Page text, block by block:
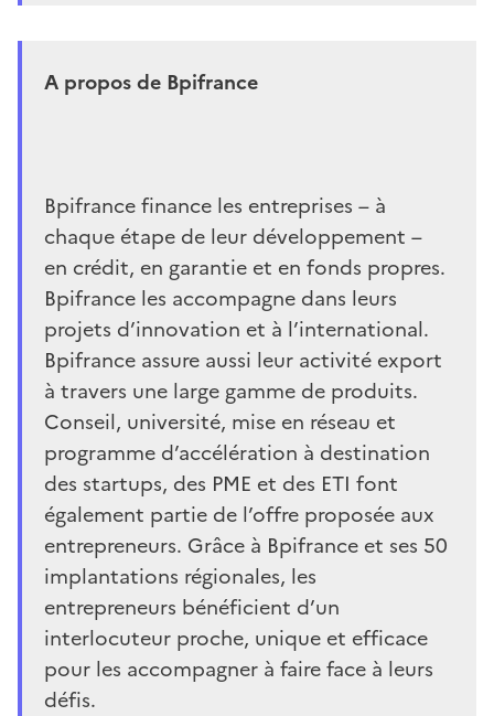
A propos de Bpifrance
Bpifrance finance les entreprises – à
chaque étape de leur développement –
en crédit, en garantie et en fonds propres.
Bpifrance les accompagne dans leurs
projets d’innovation et à l’international.
Bpifrance assure aussi leur activité export
à travers une large gamme de produits.
Conseil, université, mise en réseau et
programme d’accélération à destination
des startups, des PME et des ETI font
également partie de l’offre proposée aux
entrepreneurs. Grâce à Bpifrance et ses 50
implantations régionales, les
entrepreneurs bénéficient d’un
interlocuteur proche, unique et efficace
pour les accompagner à faire face à leurs
défis.